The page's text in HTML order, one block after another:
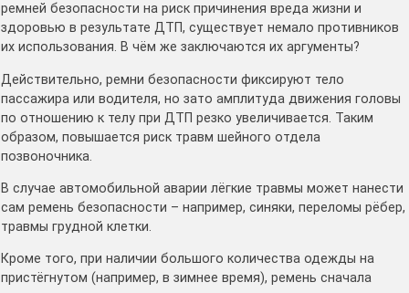
ремней безопасности на риск причинения вреда жизни и
здоровью в результате ДТП, существует немало противников
их использования. В чём же заключаются их аргументы?
Действительно, ремни безопасности фиксируют тело
пассажира или водителя, но зато амплитуда движения головы
по отношению к телу при ДТП резко увеличивается. Таким
образом, повышается риск травм шейного отдела
позвоночника.
В случае автомобильной аварии лёгкие травмы может нанести
сам ремень безопасности – например, синяки, переломы рёбер,
травмы грудной клетки.
Кроме того, при наличии большого количества одежды на
пристёгнутом (например, в зимнее время), ремень сначала